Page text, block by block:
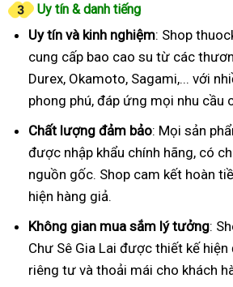
Uy tín & danh tiếng
Uy tín và kinh nghiệm: Shop
cung cấp bao cao su từ các
Durex, Okamoto, Sagami,... với
phong phú, đáp ứng mọi nhu cầu
Chất lượng đảm bảo: Mọi sản
được nhập khẩu chính hãng, có
nguồn gốc. Shop cam kết hoàn
hiện hàng giả.
Không gian mua sắm lý tưởng:
Chư Sê Gia Lai được thiết kế hiện
riêng tư và thoải mái cho khách